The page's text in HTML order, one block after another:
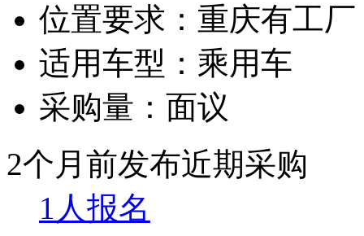
位置要求： 重庆有工厂
适用车型： 乘用车
采购量： 面议
2个月前发布近期采购
1人报名